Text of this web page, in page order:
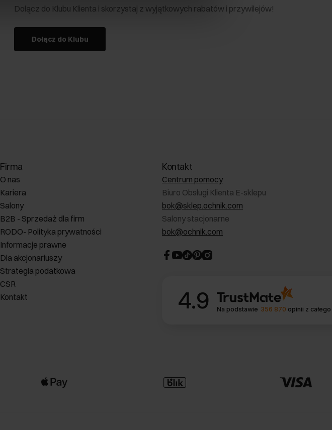
Dołącz do Klubu Klienta i skorzystaj z wyjątkowych rabatów i przywilejów!
Dołącz do Klubu
Firma
O nas
Kariera
Salony
B2B - Sprzedaż dla firm
RODO- Polityka prywatności
Informacje prawne
Dla akcjonariuszy
Strategia podatkowa
CSR
Kontakt
Kontakt
Centrum pomocy
Biuro Obsługi Klienta E-sklepu
bok@sklep.ochnik.com
Salony stacjonarne
bok@ochnik.com
4.9 Na podstawie 356 870 opinii z